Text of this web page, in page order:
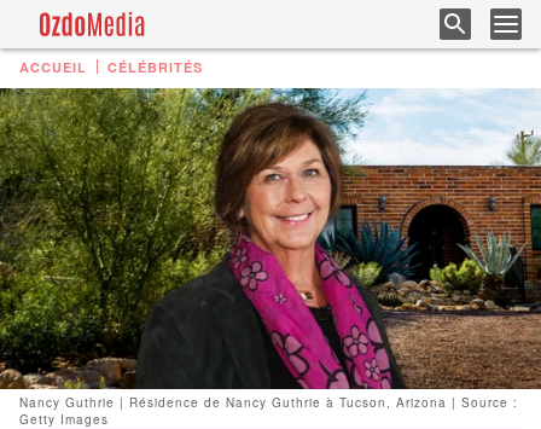
ACCUEIL CÉLÉBRITÉS
Nancy Guthrie | Résidence de Nancy Guthrie à Tucson, Arizona | Source :
Getty Images